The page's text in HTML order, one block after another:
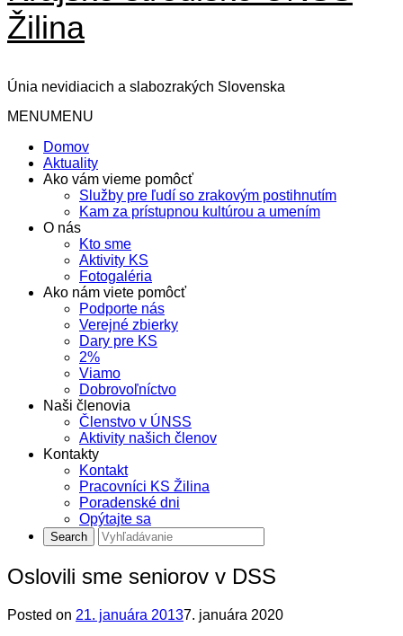
Žilina
Únia nevidiacich a slabozrakých Slovenska
MENUMENU
Domov
Aktuality
Ako vám vieme pomôcť
Služby pre ľudí so zrakovým postihnutím
Kam za prístupnou kultúrou a umením
O nás
Kto sme
Aktivity KS
Fotogaléria
Ako nám viete pomôcť
Podporte nás
Verejné zbierky
Dary pre KS
2%
Viamo
Dobrovoľníctvo
Naši členovia
Členstvo v ÚNSS
Aktivity našich členov
Kontakty
Kontakt
Pracovníci KS Žilina
Poradenské dni
Opýtajte sa
Oslovili sme seniorov v DSS
Posted on 21. januára 20137. januára 2020